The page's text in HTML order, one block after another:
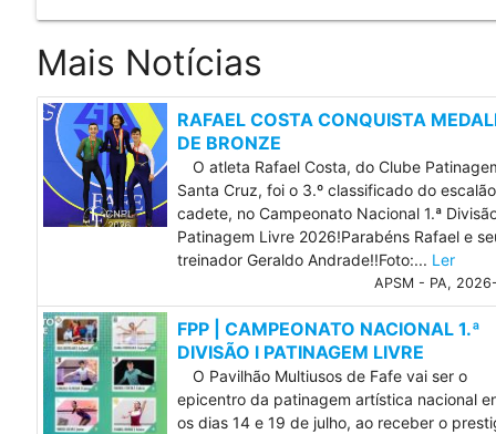
Mais Notícias
RAFAEL COSTA CONQUISTA
DE BRONZE
O atleta Rafael Costa, do Clube
Santa Cruz, foi o 3.º classificado do escalão
cadete, no Campeonato Nacional 1.ª
Patinagem Livre 2026!Parabéns Rafael e
treinador Geraldo Andrade!!Foto:... Ler
APSM - PA,
FPP | CAMPEONATO NACIONAL 1.ª
DIVISÃO l PATINAGEM LIVRE
O Pavilhão Multiusos de Fafe vai ser o
epicentro da patinagem artística nacional
os dias 14 e 19 de julho, ao receber o